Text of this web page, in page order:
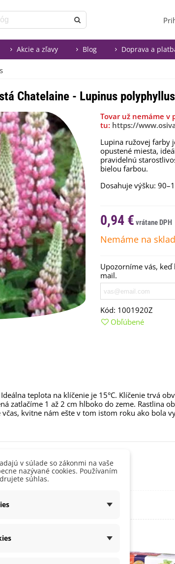
Akcie a zľavy Blog Doprava a
Chatelaine - Lupinus
Tovar už nemáme
tu: https://
Lupina ružovej farby
opustené miesta,
pravidelnú
bielou farbou.
Dosahuje výšku:
0,94 €
Nemáme na
Upozorníme vás,
mail.
Kód: 1001920Z
Obľúbené
teplota na klíčenie je 15°C. Klíčenie trvá
zatlačíme 1 až 2 cm hlboko do zeme. Rastlina
kvitne nám ešte v tom istom roku ako bola
v súlade so zákonmi na vaše
nazývané cookies. Používaním
súhlas.